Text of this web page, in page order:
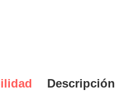
Descripción